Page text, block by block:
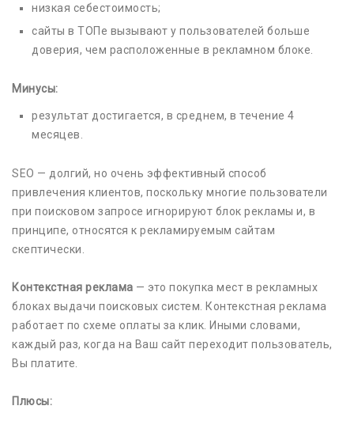
низкая себестоимость;
сайты в ТОПе вызывают у пользователей больше
доверия, чем расположенные в рекламном блоке.
Минусы:
результат достигается, в среднем, в течение 4
месяцев.
SEO — долгий, но очень эффективный способ
привлечения клиентов, поскольку многие пользователи
при поисковом запросе игнорируют блок рекламы и, в
принципе, относятся к рекламируемым сайтам
скептически.
Контекстная реклама — это покупка мест в рекламных
блоках выдачи поисковых систем. Контекстная реклама
работает по схеме оплаты за клик. Иными словами,
каждый раз, когда на Ваш сайт переходит пользователь,
Вы платите.
Плюсы: